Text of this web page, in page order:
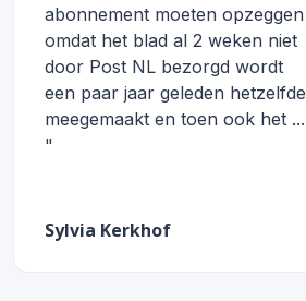
abonnement moeten opzeggen
omdat het blad al 2 weken niet
door Post NL bezorgd wordt
een paar jaar geleden hetzelfde
meegemaakt en toen ook het ...
"
Sylvia Kerkhof